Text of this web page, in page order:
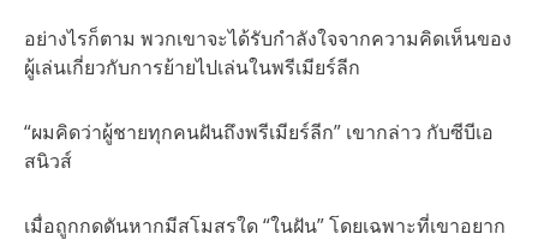
อย่างไรก็ตาม พวกเขาจะได้รับกำลังใจจากความคิดเห็นของ
ผู้เล่นเกี่ยวกับการย้ายไปเล่นในพรีเมียร์ลีก
“ผมคิดว่าผู้ชายทุกคนฝันถึงพรีเมียร์ลีก” เขากล่าว กับซีบีเอ
สนิวส์
เมื่อถูกกดดันหากมีสโมสรใด “ในฝัน” โดยเฉพาะที่เขาอยาก